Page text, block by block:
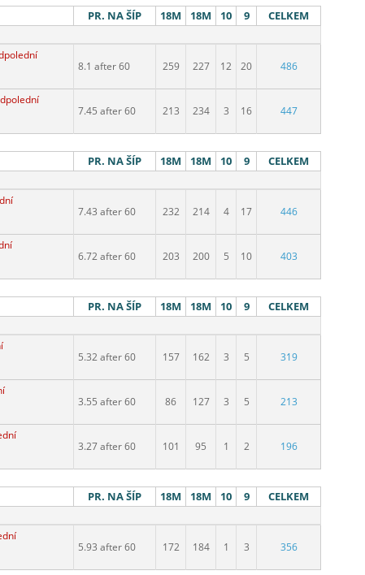
PR. NA ŠÍP 18M 18M 10 9 CELKEM
8.1 after 60 259 227 12 20 486
7.45 after 60 213 234 3 16 447
PR. NA ŠÍP 18M 18M 10 9 CELKEM
7.43 after 60 232 214 4 17 446
6.72 after 60 203 200 5 10 403
PR. NA ŠÍP 18M 18M 10 9 CELKEM
5.32 after 60 157 162 3 5 319
3.55 after 60 86 127 3 5 213
3.27 after 60 101 95 1 2 196
PR. NA ŠÍP 18M 18M 10 9 CELKEM
5.93 after 60 172 184 1 3 356